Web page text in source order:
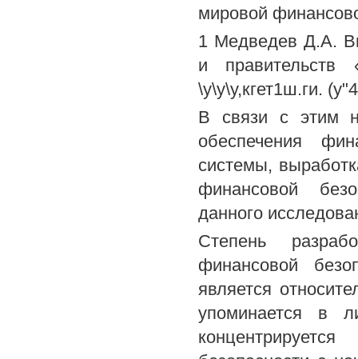
мировой
1 Медведев Д.А.
и
\у\у\у,кгет1ш.ги. (у"4
В связи с этим
обеспечения
системы,
финансовой
данного
Степень
финансовой
является
упоминается в